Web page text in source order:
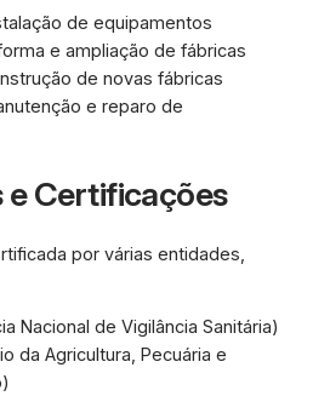
de equipamentos
e ampliação de fábricas
de novas fábricas
e reparo de
Certificações
por várias entidades,
Nacional de Vigilância Sanitária)
da Agricultura, Pecuária e